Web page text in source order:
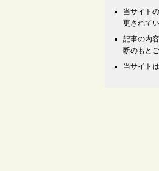
当サイト
更されて
記事の内
断のもと
当サイト